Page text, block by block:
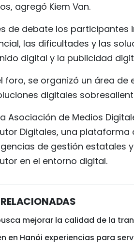
agregó Kiem Van.
de debate los
las dificultades y las
digital y la publicidad
foro, se organizó un área
digitales
Asociación de Medios
Digitales, una
de gestión
en el entorno digital.
mejorar la calidad de la
en Hanói experiencias para